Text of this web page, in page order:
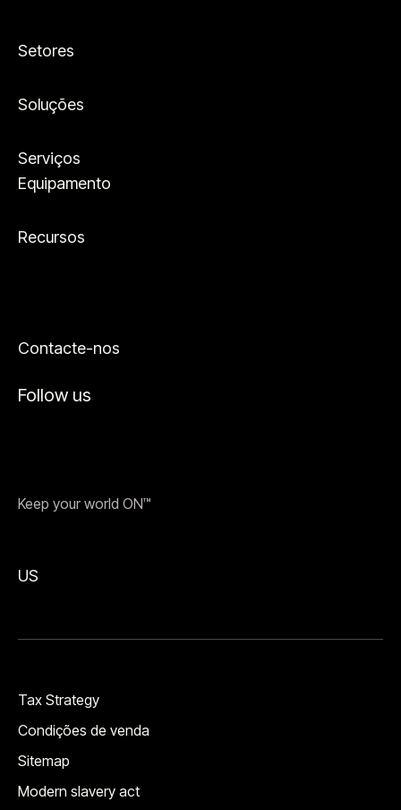
Setores
Soluções
Serviços
Equipamento
Recursos
Contacte-nos
Follow us
Keep your world ON™
US
Tax Strategy
Condições de venda
Sitemap
Modern slavery act